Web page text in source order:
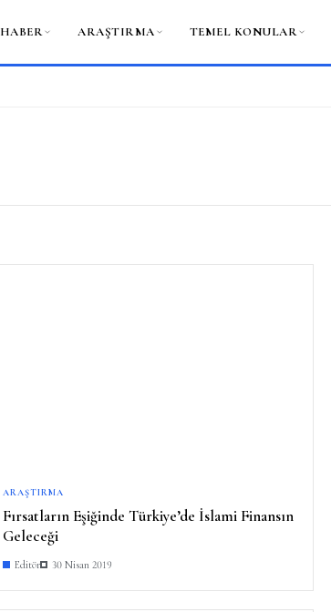
HABER ARAŞTIRMA TEMEL KONULAR
ARAŞTIRMA
Fırsatların Eşiğinde Türkiye’de İslami Finansın
Geleceği
Editör 30 Nisan 2019